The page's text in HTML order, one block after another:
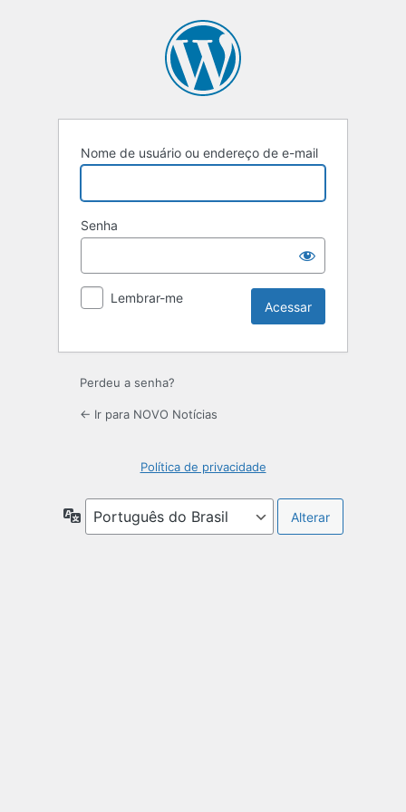
Nome de usuário ou endereço de e-mail
Senha
Lembrar-me
Perdeu a senha?
← Ir para NOVO Notícias
Política de privacidade
Idioma